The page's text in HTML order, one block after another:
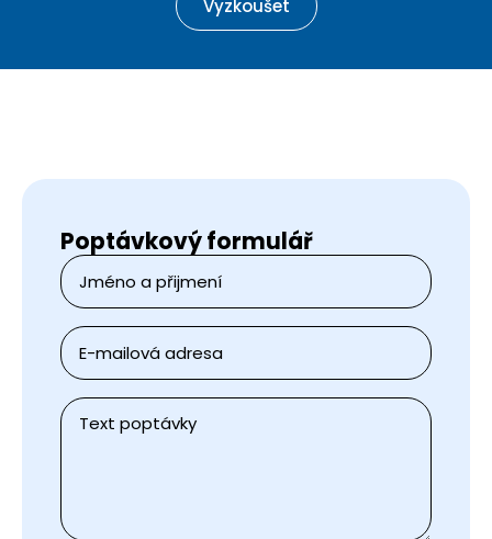
Vyzkoušet
Poptávkový formulář
Jméno
a
přijmení
*
E-
mail
*
Zpráva